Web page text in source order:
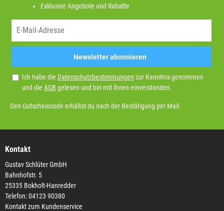
Exklusive Angebote und Rabatte
Newsletter abonnieren
Ich habe die Datenschutzbestimmungen zur Kenntnis genommen
und die AGB gelesen und bin mit ihnen einverstanden.
Den Gutscheincode erhältst du nach der Bestätigung per Mail.
Kontakt
Gustav Schlüter GmbH
Bahnhofstr. 5
25335 Bokholt-Hanredder
Telefon: 04123 90380
Kontakt zum Kundenservice